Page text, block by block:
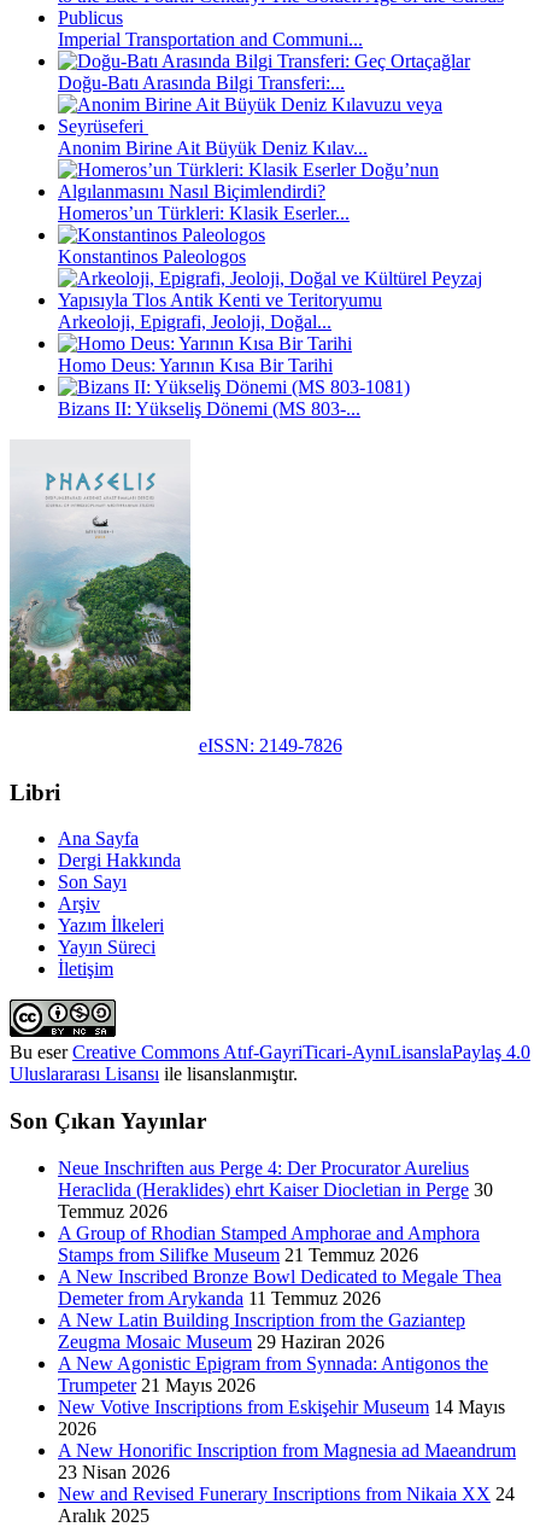
Imperial Transportation and Communi...
Doğu-Batı Arasında Bilgi Transferi:...
Anonim Birine Ait Büyük Deniz Kılav...
Homeros’un Türkleri: Klasik Eserler...
Konstantinos Paleologos
Arkeoloji, Epigrafi, Jeoloji, Doğal...
Homo Deus: Yarının Kısa Bir Tarihi
Bizans II: Yükseliş Dönemi (MS 803-...
eISSN: 2149-7826
Libri
Ana Sayfa
Dergi Hakkında
Son Sayı
Arşiv
Yazım İlkeleri
Yayın Süreci
İletişim
Bu eserCreative Commons Atıf-GayriTicari-AynıLisanslaPaylaş 4.0
Uluslararası Lisansı ile lisanslanmıştır.
Son Çıkan Yayınlar
Neue Inschriften aus Perge 4: Der Procurator Aurelius
Heraclida (Heraklides) ehrt Kaiser Diocletian in Perge 30
Temmuz 2026
A Group of Rhodian Stamped Amphorae and Amphora
Stamps from Silifke Museum 21 Temmuz 2026
A New Inscribed Bronze Bowl Dedicated to Megale Thea
Demeter from Arykanda 11 Temmuz 2026
A New Latin Building Inscription from the Gaziantep
Zeugma Mosaic Museum 29 Haziran 2026
A New Agonistic Epigram from Synnada: Antigonos the
Trumpeter 21 Mayıs 2026
New Votive Inscriptions from Eskişehir Museum 14 Mayıs
2026
A New Honorific Inscription from Magnesia ad Maeandrum
23 Nisan 2026
New and Revised Funerary Inscriptions from Nikaia XX 24
Aralık 2025